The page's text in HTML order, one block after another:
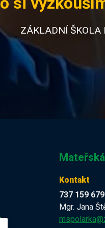
ZÁKLADNÍ
Kontakt
737 159 679
Mgr. Jana